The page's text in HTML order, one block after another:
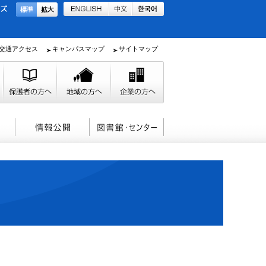
通アクセス キャンパスマップ サイトマップ